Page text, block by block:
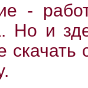
-
Но и
скачать